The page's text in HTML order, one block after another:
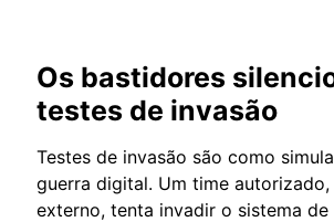
Os bastidores
testes de invasão
Testes de invasão são como
guerra digital. Um time
externo, tenta invadir o sistema de